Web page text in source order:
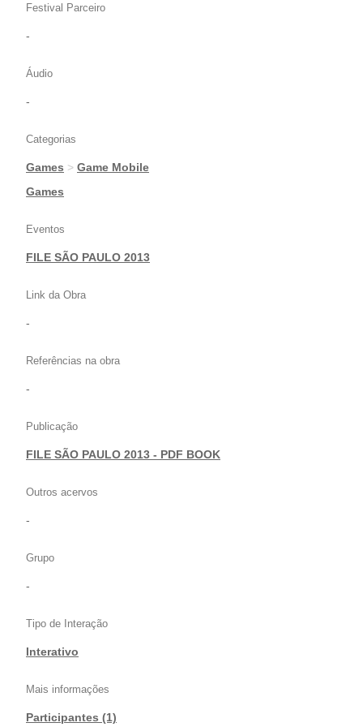
Festival Parceiro
-
Áudio
-
Categorias
Games > Game Mobile
|Games
Eventos
FILE SÃO PAULO 2013
Link da Obra
-
Referências na obra
-
Publicação
FILE SÃO PAULO 2013 - PDF BOOK
Outros acervos
-
Grupo
-
Tipo de Interação
Interativo
Mais informações
Participantes (1)